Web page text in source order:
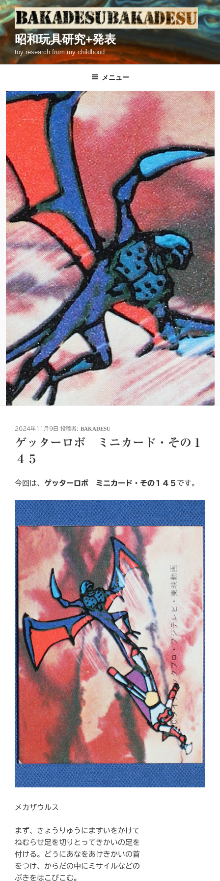
コ
ン
テ
ン
ツ
へ
ッ
プ
昭和玩具研究+発表
toy research from my childhood
メニュー
投
稿
日:
2024年11月9日 投稿者: BAKADESU
ゲッターロボ ミニカード・その１
４５
今回は、 ゲッターロボ ミニカード・その１４５ です。
メカザウルス
まず、きょうりゅうにますいをかけて
ねむらせ足を切りとってきかいの足を
付ける。どうにあなをあけきかいの首
をつけ、からだの中にミサイルなどの
ぶきをはこびこむ。